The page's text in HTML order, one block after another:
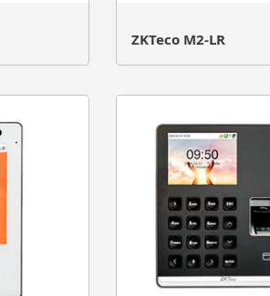
ZKTeco M2-LR